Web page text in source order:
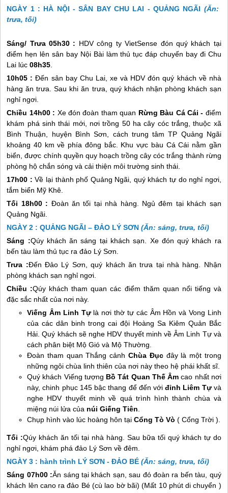
NGÀY 1 : HÀ NỘI - SÂN BAY CHU LAI - QUẢNG NGÃI (Ăn:
trưa, tối)
Sáng/ Trưa 05h30 : HDV công ty VietSense đón quý khách tại
điểm hẹn lên sân bay Nội Bài làm thủ tục đáp chuyến bay đi Chu
Lai lúc08h35
10h05 : Đến sân bay Chu Lai, xe và HDV đón quý khách về nhà
hàng ăn trưa. Sau khi ăn trưa, quý khách nhận phòng khách sạn
nghỉ ngơi.
Chiều 14h00 : Xe đón đoàn tham quan Rừng Bàu Cá Cái - điểm
khám phá sinh thái mới, nơi trồng 50 ha cây cóc trắng, thuộc xã
Bình Thuận, huyện Bình Sơn, cách trung tâm TP Quảng Ngãi
khoảng 40 km về phía đông bắc. Khu vực bàu Cá Cái nằm gần
biển, được chính quyền quy hoạch trồng cây cóc trắng thành rừng
phòng hộ chắn sóng và cải thiện môi trường sinh thái.
17h00 : Về lại thành phố Quảng Ngãi, quý khách tự do nghỉ ngơi,
tắm biển Mỹ Khê.
Tối 18h00 : Đoàn ăn tối tại nhà hàng. Ngủ đêm tại khách sạn
Quảng Ngãi.
NGÀY 2 : QUẢNG NGÃI – ĐẢO LÝ SƠN (Ăn: sáng, trưa, tối)
Sáng :Qúy khách ăn sáng tại khách sạn. Xe đón quý khách ra
bến tàu làm thủ tục rađảo Lý Sơn
Trưa :ĐếnĐảo Lý Sơn , quý khách ăn trưa tại nhà hàng. Nhận
phòng khách sạn nghỉ ngơi.
Chiều :Qúy khách tham quan các điểm thăm quan nổi tiếng và
đặc sắc nhất của nơi này.
Viếng Âm Linh Tự là nơi thờ tự các Âm Hồn và Vong Linh
của các dân binh trong cai đội Hoàng Sa Kiêm Quản Bắc
Hải. Quý khách sẽ nghe HDV thuyết minh về Âm Linh Tự và
cách phân biệt Mộ Gió và Mộ Thường.
Đoàn tham quan Thắng cảnh Chùa Đục đây là một trong
những ngôi chùa linh thiên của nơi này theo hệ phái khất sĩ.
Quý khách Viếng tượng Bồ Tát Quan Thế Âmcao nhất nơi
này, chinh phục 145 bậc thang để đến vớiđỉnh Liêm Tựvà
nghe HDV thuyết minh về quá trình hình thành chùa và
miệng núi lửa của núi Giếng Tiên
Chụp hình vào lúc hoàng hôn tạiCổng Tò Vò( Cổng Trời ).
Tối :Qúy khách ăn tối tại nhà hàng. Sau bữa tối quý khách tự do
nghỉ ngơi, khám pháđảo Lý Sơn về đêm.
NGÀY 3 : hành trình LÝ SƠN - ĐẢO BÉ (Ăn: sáng, trưa, tối)
Sáng 07h00 :Ăn sáng tại khách sạn, sau đó đoàn ra bến tàu, quý
khách lên cano ra đảo Bé (cù lao bờ bãi) (Mất 10 phút di chuyển )